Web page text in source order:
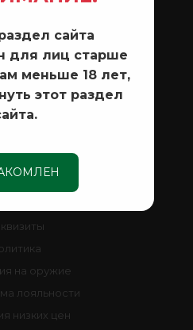
на оружие
лояльности
низких цен
сайта
для лиц старше
меньше 18 лет,
этот раздел